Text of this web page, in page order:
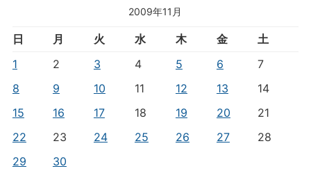
2009年11月
日 月 火 水 木 金
土
1
2 3 4 5 6
7
8
9 10 11 12 13
14
15
16 17 18 19 20
21
22
23 24 25 26 27
28
29
30